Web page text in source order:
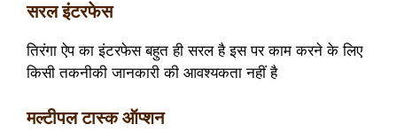
सरल इंटरफेस
तिरंगा ऐप का इंटरफेस बहुत ही सरल है इस पर काम करने के लिए
किसी तकनीकी जानकारी की आवश्यकता नहीं है
मल्टीपल टास्क ऑप्शन